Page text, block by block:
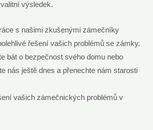
výsledek.
s našimi zkušenými zámečníky
řešení vašich problémů se zámky.
bát o bezpečnost svého domu nebo
nás ještě dnes a přenechte nám starosti